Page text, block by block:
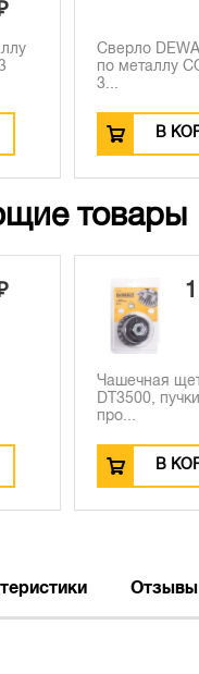
Сверло
по металлу
3...
В
товары
Чашечная
DT3500,
про...
В
Отзывы